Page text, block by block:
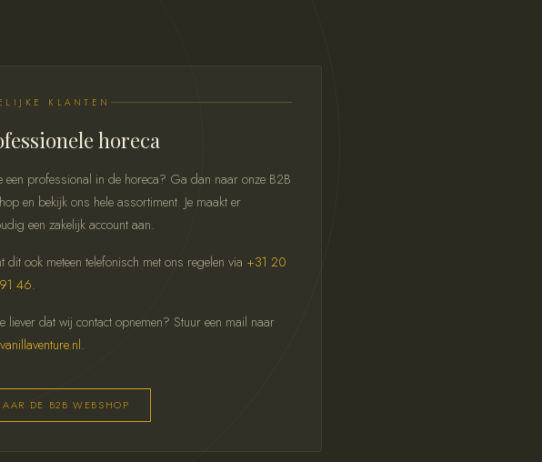
KLANTEN
horeca
een professional in de horeca? Ga dan naar onze B2B
en bekijk ons hele assortiment. Je maakt er
een zakelijk account aan.
dit ook meteen telefonisch met ons regelen via +31 20
46.
liever dat wij contact opnemen? Stuur een mail naar
.
DE B2B WEBSHOP